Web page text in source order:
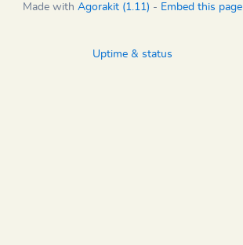
Made with Agorakit (1.11) - Embed this page
Uptime & status